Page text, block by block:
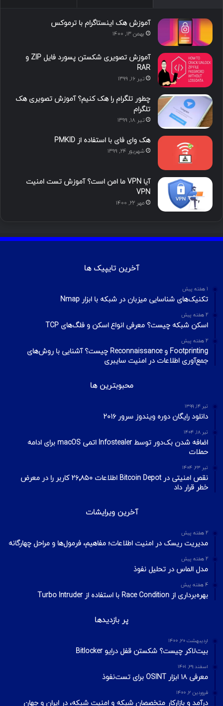
د
ی
ن
و
ت
گ
ا
ا
آموزش هک اینستاگرام با ترموکس
بهمن ۱۳, ۱۴۰۰
آموزش تصویری شکستن پسورد فایل ZIP و
RAR
تیر ۱۶, ۱۳۹۹
چطور تلگرام را هک کنیم؟ آموزش تصویری هک
تلگرام
تیر ۱۸, ۱۳۹۹
هک وای فای با استفاده از PMKID
شهریور ۲۴, ۱۳۹۹
آیا VPN ما امن است؟ آموزش تست امنیت
VPN
مهر ۲۲, ۱۴۰۰
آخرین تایپیک ها
1 هفته پیش
تکنیک‌های شناسایی میزبان در شبکه با ابزار Nmap
2 هفته پیش
اسکن شبکه چیست؟ معرفی انواع اسکن و فلگ‌های TCP
2 هفته پیش
Footprinting و Reconnaissance چیست؟ آشنایی با روش‌های
جمع‌آوری اطلاعات در امنیت سایبری
محبوبترین ها
تیر ۱۴, ۱۳۹۹
دانلود رایگان دوره ویندوز سرور ۲۰۱۶
تیر ۱۸, ۱۴۰۴
اضافه شدن بک‌دور توسط Infostealer اتمی macOS برای ادامه
حملات
تیر ۲۳, ۱۴۰۴
نقص امنیتی در Bitcoin Depot اطلاعات ۲۶٬۸۵۰ کاربر را در معرض
خطر قرار داد
آخرین ویرایشات
2 هفته پیش
مدیریت ریسک در امنیت اطلاعات؛ مفاهیم، فرمول‌ها و مراحل چهارگانه
2 هفته پیش
مدل الماس در تحلیل نفوذ
4 هفته پیش
بهره‌برداری از Race Condition با استفاده از Turbo Intruder
پر بازدیدها
اردیبهشت ۲۰, ۱۴۰۰
بیت‌لاکر چیست؟ شکستن قفل درایو Bitlocker
اسفند ۲۹, ۱۴۰۱
معرفی ۱۸ ابزار OSINT برای تست‌نفوذ
فروردین ۲, ۱۴۰۰
درآمد و بازارکار متخصصان شبکه و امنیت شبکه، در ایران و جهان